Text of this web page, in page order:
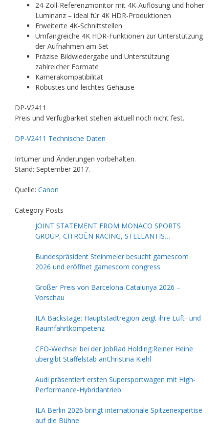
24-Zoll-Referenzmonitor mit 4K-Auflösung und hoher
Luminanz – ideal für 4K HDR-Produktionen
Erweiterte 4K-Schnittstellen
Umfangreiche 4K HDR-Funktionen zur Unterstützung
der Aufnahmen am Set
Präzise Bildwiedergabe und Unterstützung
zahlreicher Formate
Kamerakompatibilität
Robustes und leichtes Gehäuse
DP-V2411
Preis und Verfügbarkeit stehen aktuell noch nicht fest.
DP-V2411 Technische Daten
Irrtümer und Änderungen vorbehalten.
Stand: September 2017.
Quelle: Canon
Category Posts
JOINT STATEMENT FROM MONACO SPORTS
GROUP, CITROËN RACING, STELLANTIS
Bundespräsident Steinmeier besucht gamescom
2026 und eröffnet gamescom congress
Großer Preis von Barcelona-Catalunya 2026 –
Vorschau
ILA Backstage: Hauptstadtregion zeigt ihre Luft- und
Raumfahrtkompetenz
CFO-Wechsel bei der JobRad Holding:Reiner Heine
übergibt Staffelstab anChristina Kiehl
Audi präsentiert ersten Supersportwagen mit High-
Performance-Hybridantrieb
ILA Berlin 2026 bringt internationale Spitzenexpertise
auf die Bühne